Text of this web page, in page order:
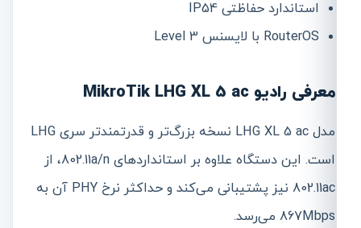
استاندارد حفاظتی IP54
RouterOS با لایسنس Level 3
معرفی رادیو MikroTik LHG XL 5 ac
مدل LHG XL 5 ac نسخه بزرگ‌تر و قدرتمندتر سری LHG
است. این دستگاه علاوه بر استانداردهای 802.11a/n، از
802.11ac نیز پشتیبانی می‌کند و حداکثر نرخ PHY آن به
867Mbps می‌رسد.